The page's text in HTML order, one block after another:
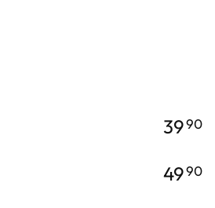
3990
4990